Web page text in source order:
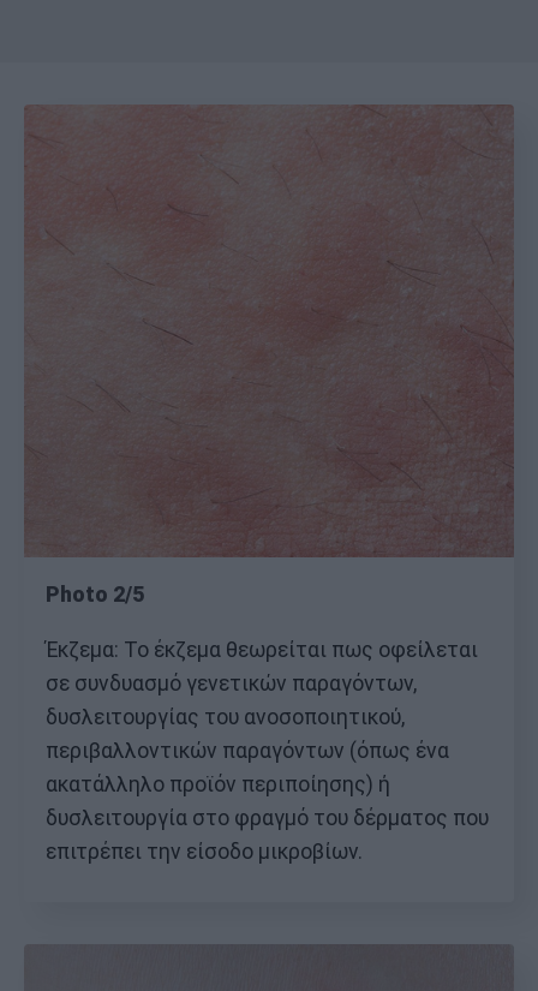
Photo 2/5
Έκζεμα: Το έκζεμα θεωρείται πως οφείλεται
σε συνδυασμό γενετικών παραγόντων,
δυσλειτουργίας του ανοσοποιητικού,
περιβαλλοντικών παραγόντων (όπως ένα
ακατάλληλο προϊόν περιποίησης) ή
δυσλειτουργία στο φραγμό του δέρματος που
επιτρέπει την είσοδο μικροβίων.